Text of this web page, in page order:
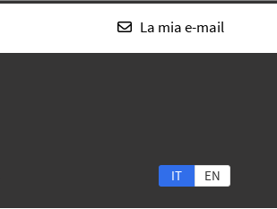
La mia e-mail
IT EN